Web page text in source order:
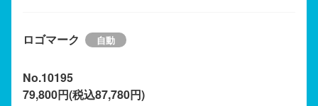
ロゴマーク
No.10195
79,800円(税込87,780円)